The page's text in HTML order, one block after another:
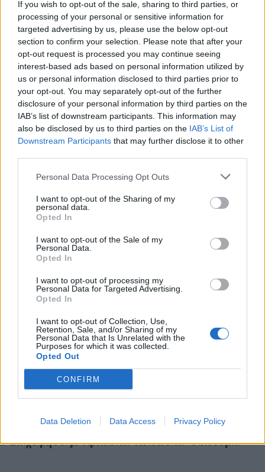
If you wish to opt-out of the sale, sharing to third parties, or
processing of your personal or sensitive information for
targeted advertising by us, please use the below opt-out
section to confirm your selection. Please note that after your
opt-out request is processed you may continue seeing
interest-based ads based on personal information utilized by
us or personal information disclosed to third parties prior to
your opt-out. You may separately opt-out of the further
disclosure of your personal information by third parties on the
IAB’s list of downstream participants. This information may
also be disclosed by us to third parties on the IAB’s List of
Downstream Participants that may further disclose it to other
Personal Data Processing Opt Outs
I want to opt-out of the Sharing of my
personal data.
Opted In
I want to opt-out of the Sale of my
Personal Data.
Opted In
I want to opt-out of processing my
Personal Data for Targeted Advertising.
Opted In
I want to opt-out of Collection, Use,
Retention, Sale, and/or Sharing of my
Personal Data that Is Unrelated with the
Purposes for which it was collected.
Opted Out
CONFIRM
Data Deletion Data Access Privacy Policy
Διάβασε σχετικά
Τα Επιμελητήρια Αρκαδίας και Μεσσηνίας
ζητούν μέτρα για τις περιοχές ΔΑΜ
Κοινή παρέμβαση έξι Επιμελητηρίων για τα
πυρόπληκτα δάνεια
Γ. Τρουπής: Ιδιαίτερα θετικό το αποτύπωμα
στη GITEX AI Europe
Αυλαία για το Melitzazz 2026 «Κοινότητες»
ΟΕΕ: Αναγκαία η ολιγοήμερη παράταση της
δηλώσεων
Παρουσιάζονται οι νέες δράσεις Ενίσχυσης
Επενδυτικών Σχεδίων Παραγωγικών
Επενδύσεων
Επιμελητήριο Αρκαδίας: Σημαντική επιδότηση
στα μέλη του για συμμετοχή στην
Παμπελοποννησιακή Έκθεση Τεγέας
Διάβασε περισσότερα
Πελοπόννησος
Επιμελητήριο Αρκαδίας
Επιχειρήσεις
Αρκαδία Κοινωνία Οικονομία